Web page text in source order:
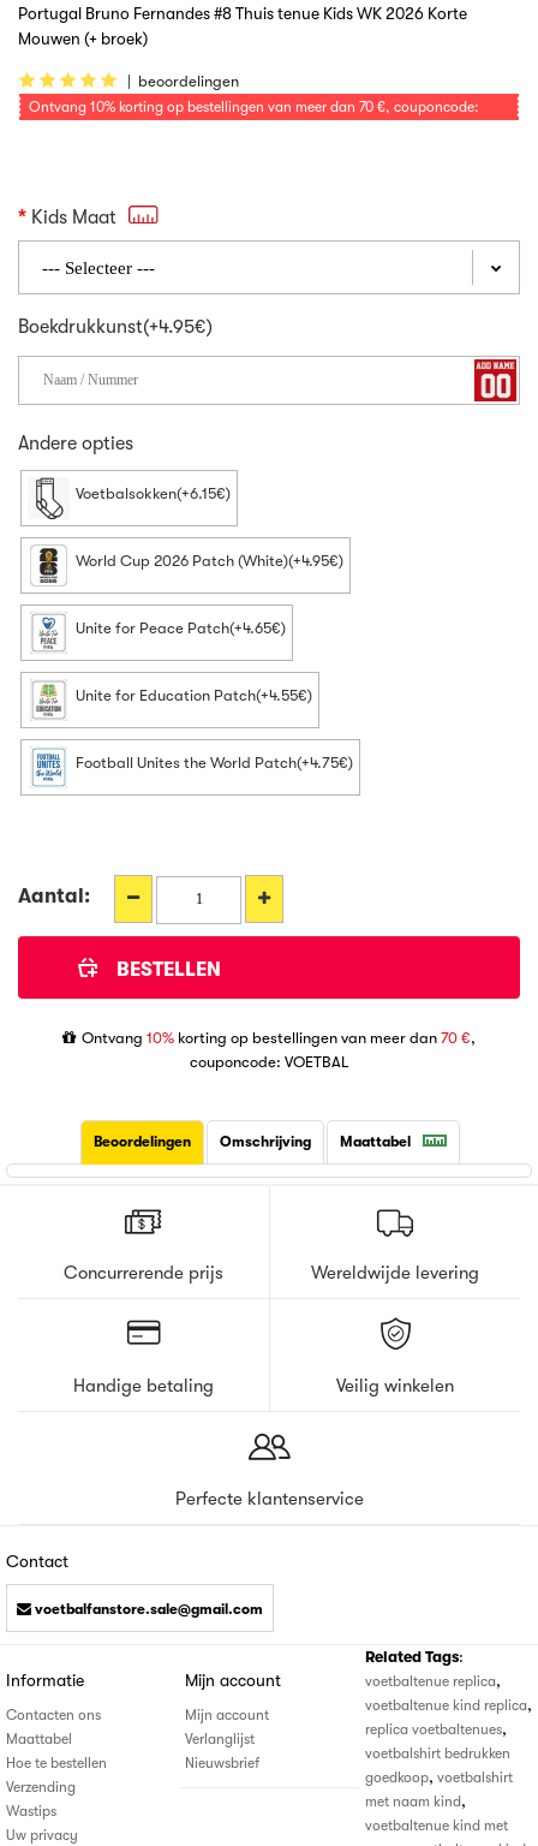
Portugal Bruno Fernandes #8 Thuis tenue Kids WK 2026 Korte
Mouwen (+ broek)
| beoordelingen
Ontvang 10% korting op bestellingen van meer dan 70 €, couponcode:
Kids Maat
Boekdrukkunst(+4.95€)
Andere opties
Voetbalsokken(+6.15€)
World Cup 2026 Patch (White)(+4.95€)
Unite for Peace Patch(+4.65€)
Unite for Education Patch(+4.55€)
Football Unites the World Patch(+4.75€)
Aantal:
Ontvang 10% korting op bestellingen van meer dan 70 €,
couponcode: VOETBAL
Beoordelingen Omschrijving Maattabel
Concurrerende prijs Wereldwijde levering
Handige betaling Veilig winkelen
Perfecte klantenservice
Contact
voetbalfanstore.sale@gmail.com
Informatie
Contacten ons
Maattabel
Hoe te bestellen
Verzending
Wastips
Uw privacy
Mijn account
Mijn account
Verlanglijst
Nieuwsbrief
Related Tags:
voetbaltenue replica,
voetbaltenue kind replica,
replica voetbaltenues,
voetbalshirt bedrukken
goedkoop, voetbalshirt
met naam kind,
voetbaltenue kind met